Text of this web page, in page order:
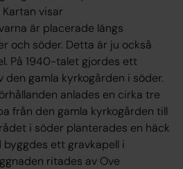
visar
är placerade längs
och söder. Detta är ju också
På 1940-talet gjordes ett
gamla kyrkogården i söder.
anlades en cirka tre
från den gamla kyrkogården till
i söder planterades en häck
ett gravkapell i
ritades av Ove